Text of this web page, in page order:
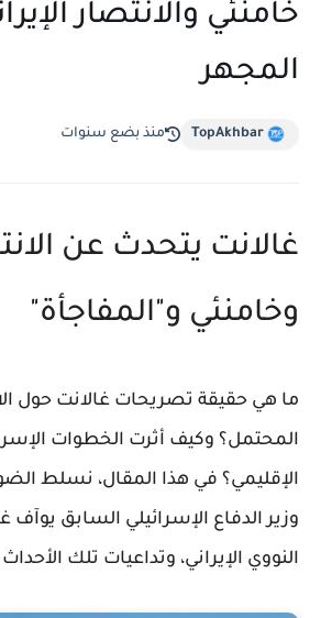
خامنئي والانتصار
المجهر
TopAkhbar منذ بضع سنوات
غالانت يتحدث عن
وخامنئي و"المفاجأة"
ما هي حقيقة تصريحات غالانت حول
المحتمل؟ وكيف أثرت الخطوات
الإقليمي؟ في هذا المقال، نسلط
وزير الدفاع الإسرائيلي السابق يوآف
النووي الإيراني، وتداعيات تلك